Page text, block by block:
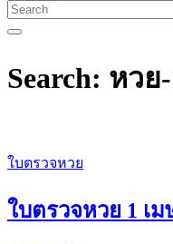
Search: หวย
ใบตรวจหวย
ใบตรวจหวย 1 เม